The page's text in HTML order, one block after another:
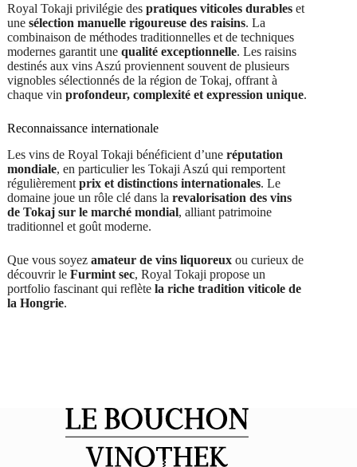
Royal Tokaji privilégie des pratiques viticoles durableset
une sélection manuelle rigoureuse des raisins. La
combinaison de méthodes traditionnelles et de techniques
modernes garantit une qualité exceptionnelle. Les raisins
destinés aux vins Aszú proviennent souvent de plusieurs
vignobles sélectionnés de la région de Tokaj, offrant à
chaque vin profondeur, complexité et expression unique.
Reconnaissance internationale
Les vins de Royal Tokaji bénéficient d’une réputation
mondiale, en particulier les Tokaji Aszú qui remportent
régulièrement prix et distinctions internationales. Le
domaine joue un rôle clé dans la revalorisation des vins
de Tokaj sur le marché mondial, alliant patrimoine
traditionnel et goût moderne.
Que vous soyez amateur de vins liquoreuxou curieux de
découvrir le Furmint sec, Royal Tokaji propose un
portfolio fascinant qui reflète la riche tradition viticole de
la Hongrie.